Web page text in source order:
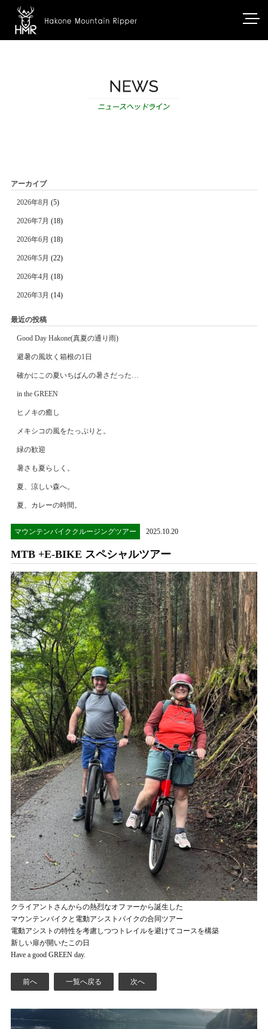
アーカイブ
2026年8月 (5)
2026年7月 (18)
2026年6月 (18)
2026年5月 (22)
2026年4月 (18)
2026年3月 (14)
最近の投稿
Good Day Hakone(真夏の通り雨)
避暑の風吹く箱根の1日
確かにこの夏いちばんの暑さだった…
in the GREEN
ヒノキの癒し
メキシコの風をたっぷりと。
緑の歓迎
暑さも夏らしく。
夏、涼しい森へ。
夏、カレーの時間。
マウンテンバイククルージングツアー 2025.10.20
MTB +E-BIKE スペシャルツアー
クライアントさんからの熱烈なオファーから誕生した
マウンテンバイクと電動アシストバイクの合同ツアー
電動アシストの特性を考慮しつつトレイルを避けてコースを構築
新しい扉が開いたこの日
Have a good GREEN day.
前へ 一覧へ戻る 次へ